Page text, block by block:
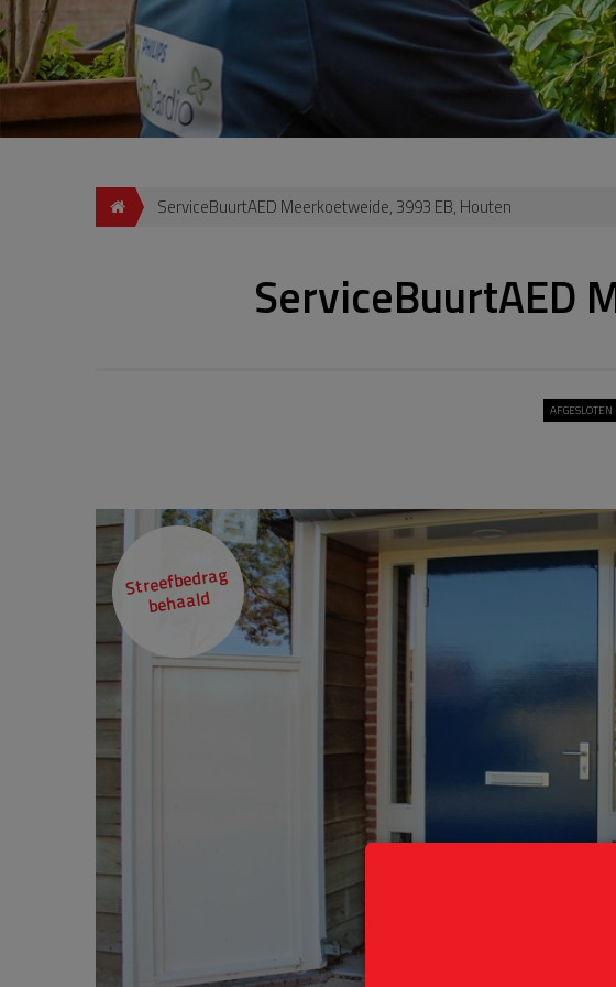
ServiceBuurtAED Meerkoetweide, 3993 EB, Houten
ServiceBuurtAED
AFGESLOTEN
Streefbedrag
behaald